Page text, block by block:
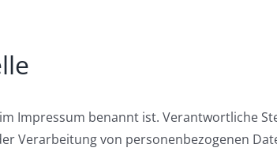
Impressum benannt ist. Verantwortliche
von personenbezogenen